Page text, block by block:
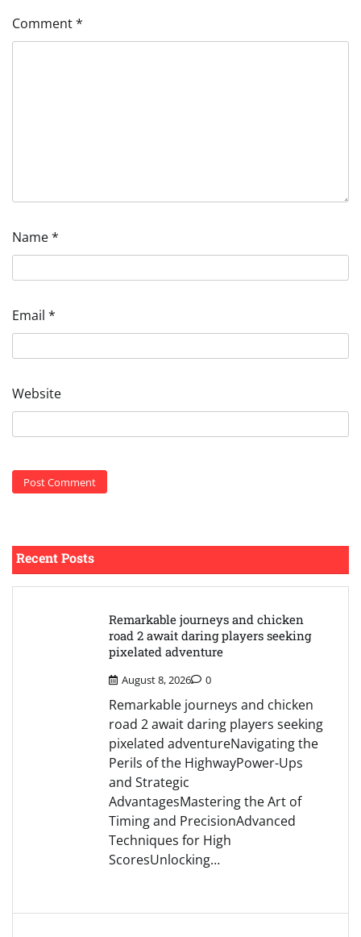
Comment*
Name*
Email *
Website
Recent Posts
Remarkable journeys and chicken
road 2 await daring players seeking
pixelated adventure
August 8, 2026 0
Remarkable journeys and chicken
road 2 await daring players seeking
pixelated adventureNavigating the
Perils of the HighwayPower-Ups
and Strategic
AdvantagesMastering the Art of
Timing and PrecisionAdvanced
Techniques for High
ScoresUnlocking…